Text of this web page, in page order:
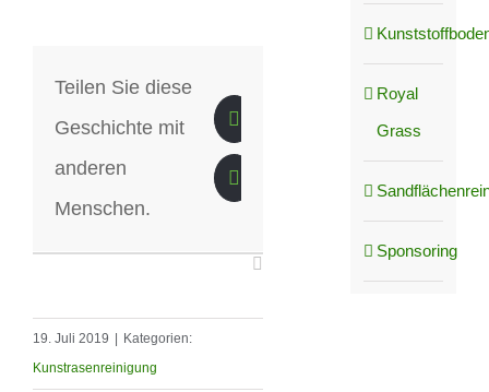
Teilen Sie diese
Geschichte mit
anderen
Menschen.
19. Juli 2019 | Kategorien:
Kunstrasenreinigung
Royal
Grass
Sponsoring